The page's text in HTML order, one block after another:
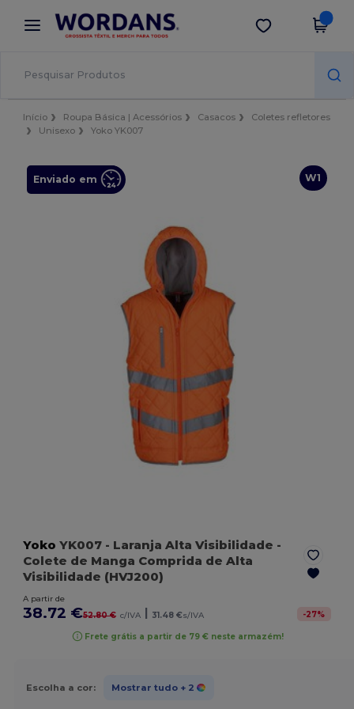
× App Wordans
Melhores preços na app!
Obter app
Início Roupa Básica | Acessórios Casacos
Coletes refletores
Unisexo
Yoko YK007
W1
Enviado em
Yoko YK007 - Laranja Alta Visibilidade -
Colete de Manga Comprida de Alta
Visibilidade (HVJ200)
A partir de
38.72 €52.80 € c/IVA | 31.48 €s/IVA -27%
Frete grátis a partir de 79 € neste armazém!
Escolha a cor: Mostrar tudo + 2